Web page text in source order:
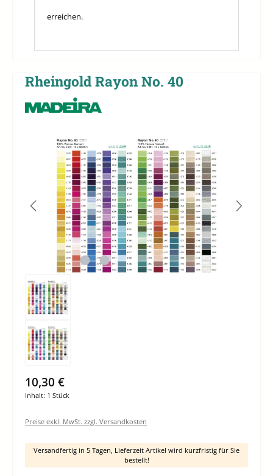
erreichen.
Rheingold Rayon No. 40
Bildergalerie überspringen
10,30 €
Inhalt: 1 Stück
Preise exkl. MwSt. zzgl. Versandkosten
Versandfertig in 5 Tagen, Lieferzeit Artikel wird kurzfristig für Sie
bestellt!